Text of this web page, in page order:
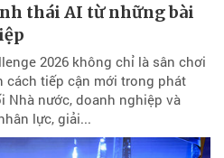
thái AI từ những bài
2026 không chỉ là sân chơi
cách tiếp cận mới trong phát
Nhà nước, doanh nghiệp và
lực, giải...